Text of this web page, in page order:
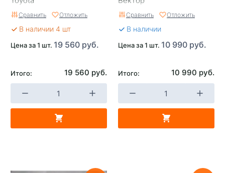
Страна изготовителя
Китай
Replica
0
Завод изготовитель
Trebl
Сравнить Отложить
В наличии 4 шт
Цена за 1 шт. 19 560 руб.
Итого: 19 560 руб.
Сравнить Отложить
В наличии
Цена за 1 шт. 10 990 руб.
Итого: 10 990 руб.